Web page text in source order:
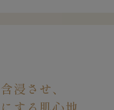
浸させ、